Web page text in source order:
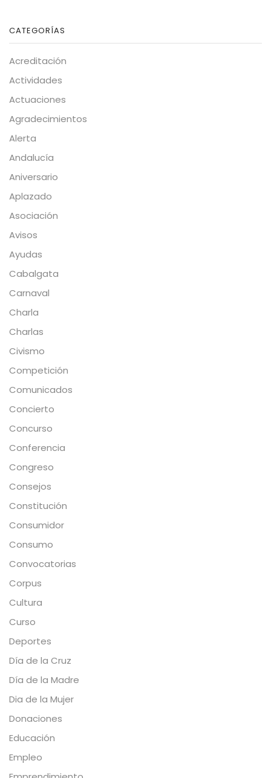
CATEGORÍAS
Acreditación
Actividades
Actuaciones
Agradecimientos
Alerta
Andalucía
Aniversario
Aplazado
Asociación
Avisos
Ayudas
Cabalgata
Carnaval
Charla
Charlas
Civismo
Competición
Comunicados
Concierto
Concurso
Conferencia
Congreso
Consejos
Constitución
Consumidor
Consumo
Convocatorias
Corpus
Cultura
Curso
Deportes
Día de la Cruz
Día de la Madre
Dia de la Mujer
Donaciones
Educación
Empleo